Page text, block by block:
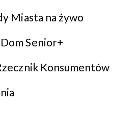
Miasta na żywo
Senior+
Konsumentów